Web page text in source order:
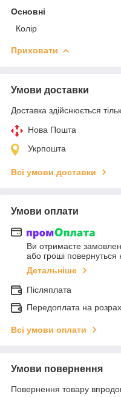
Основні
Колір
Приховати
Умови доставки
Доставка здійснюється
Нова Пошта
Укрпошта
Всі умови доставки
Умови оплати
Ви отримаєте
або гроші повернуться
Детальніше
Післяплата
Передоплата на
Всі умови оплати
Умови повернення
Повернення товару